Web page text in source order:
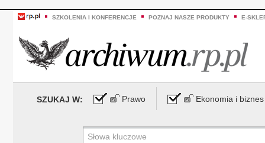
SZKOLENIA I KONFERENCJE POZNAJ NASZE PRODUKTY E-
SZUKAJ W: Prawo Ekonomia i biznes